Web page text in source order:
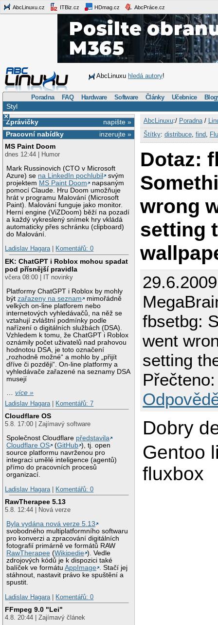
AbcLinuxu.cz ITBiz.cz HDmag.cz AbcPráce.cz
AbcLinuxu hledá autory!
Poradna FAQ Hardware Software Články Učebnice
Styl
×
napište »
Zprávičky
inzerujte »
Pracovní nabídky
MS Paint Doom
dnes 12:44 | Humor
Mark Russinovich (CTO v Microsoft
Azure) se na LinkedIn pochlubil
svým
projektem MS Paint Doom
napsaným
pomocí Claude. Hru Doom umožňuje
hrát v programu Malování (Microsoft
Paint). Malování funguje jako monitor.
Herní engine (ViZDoom) běží na pozadí
a každý vykreslený snímek hry vkládá
automaticky přes schránku (clipboard)
do Malování.
Ladislav Hagara| Komentářů: 0
EK: ChatGPT i Roblox mohou spadat
pod přísnější pravidla
včera 08:00 | IT novinky
Platformy ChatGPT i Roblox by mohly
býtzařazeny na seznam
mimořádně
velkých on-line platforem nebo
internetových vyhledávačů, na něž se
vztahují zvláštní podmínky podle
nařízení o digitálních službách (DSA).
Vzhledem k tomu, že ChatGPT i Roblox
oznámily počet uživatelů nad prahovou
hodnotou DSA, je toto označení
„rozhodně možné“ a mohlo by „přijít
dříve či později“. On-line platformy a
vyhledávače zařazené na seznamy DSA
musejí
…více »
Ladislav Hagara
Komentářů: 7
Cloudflare OS
5.8. 17:00 | Zajímavý software
Společnost Cloudflare představila
Cloudflare OS
(GitHub ), tj. open
source platformu navrženou pro
integraci umělé inteligence (agentů)
přímo do pracovních procesů
organizací.
Ladislav Hagara
Komentářů: 0
RawTherapee 5.13
5.8. 12:44 | Nová verze
Byla vydána nová verze 5.13
svobodného multiplatformního softwaru
pro konverzi a zpracování digitálních
fotografií primárně ve formátů RAW
RawTherapee (Wikipedie ). Vedle
zdrojových kódů je k dispozici také
balíček ve formátuAppImage . Stačí jej
stáhnout, nastavit právo ke spuštění a
spustit.
Ladislav Hagara
Komentářů: 0
FFmpeg 9.0 "Lei"
4.8. 20:44 | Zajímavý článek
AbcLinuxu:/ Poradna/
Štítky: distribuce, find,
Dotaz:
wrong
setting
fbsetbg:
went
setting
Dobry
Gentoo
fluxbox